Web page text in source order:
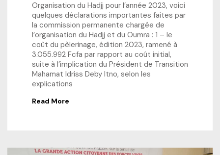
Organisation du Hadjj pour l’année 2023, voici
quelques déclarations importantes faites par
la commission permanente chargée de
l’organisation du Hadjj et du Oumra : 1 – le
coût du pèlerinage, édition 2023, ramené à
3.055.992 Fcfa par rapport au coût initial,
suite à l’implication du Président de Transition
Mahamat Idriss Deby Itno, selon les
explications
Read More